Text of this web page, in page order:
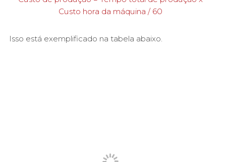
Custo hora da máquina / 60
Isso está exemplificado na tabela abaixo.